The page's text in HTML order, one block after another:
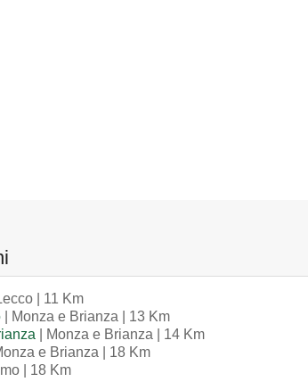
| 11 Km
| Monza e Brianza | 13 Km
| Monza e Brianza | 14 Km
e Brianza | 18 Km
| 18 Km